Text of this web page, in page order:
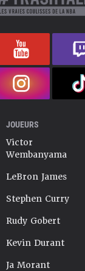
JOUEURS
Victor
Wembanyama
LeBron James
Stephen Curry
Rudy Gobert
Kevin Durant
Ja Morant